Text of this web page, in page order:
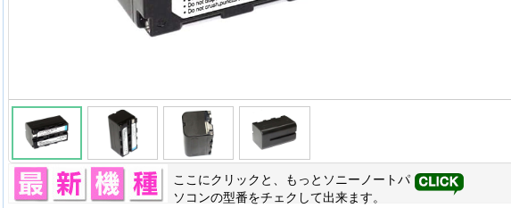
ここにクリックと、もっと ソニー ノートパ
ソコンの型番をチェクして出来ます。